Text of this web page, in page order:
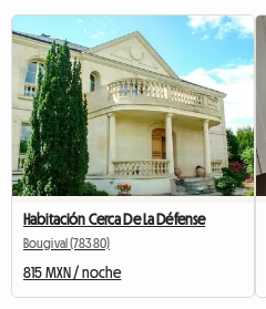
Habitación Cerca De La Défense
Bougival (78380)
815 MXN / noche